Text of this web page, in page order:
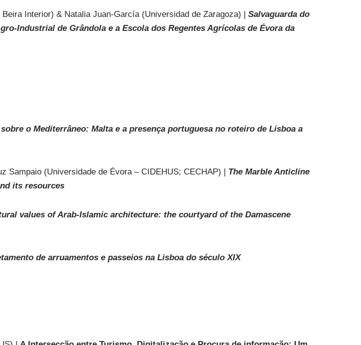
Interior) & Natalia Juan-García (Universidad de Zaragoza) | Salvaguarda do
Industrial de Grândola e a Escola dos Regentes Agrícolas de Évora da
o Mediterrâneo: Malta e a presença portuguesa no roteiro de Lisboa a
Sampaio (Universidade de Évora – CIDEHUS; CECHAP) | The Marble Anticline
its resources
values of Arab-Islamic architecture: the courtyard of the Damascene
de arruamentos e passeios na Lisboa do século XIX